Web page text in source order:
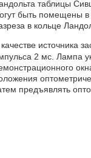
таблицы
быть помещены в
в кольце
источника
2 мс. Лампа
предъявлять